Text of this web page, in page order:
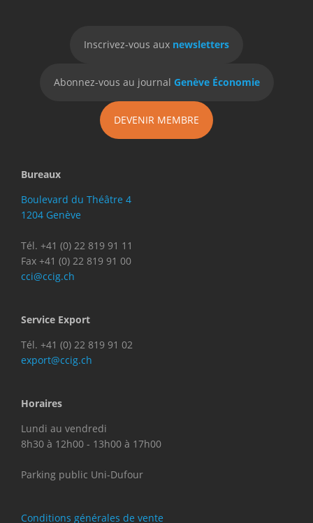
Inscrivez-vous aux newsletters
Abonnez-vous au journal Genève Économie
DEVENIR MEMBRE
Bureaux
Boulevard du Théâtre 4
1204 Genève
Tél. +41 (0) 22 819 91 11
Fax +41 (0) 22 819 91 00
cci@ccig.ch
Service Export
Tél. +41 (0) 22 819 91 02
export@ccig.ch
Horaires
Lundi au vendredi
8h30 à 12h00 - 13h00 à 17h00
Parking public Uni-Dufour
Conditions générales de vente